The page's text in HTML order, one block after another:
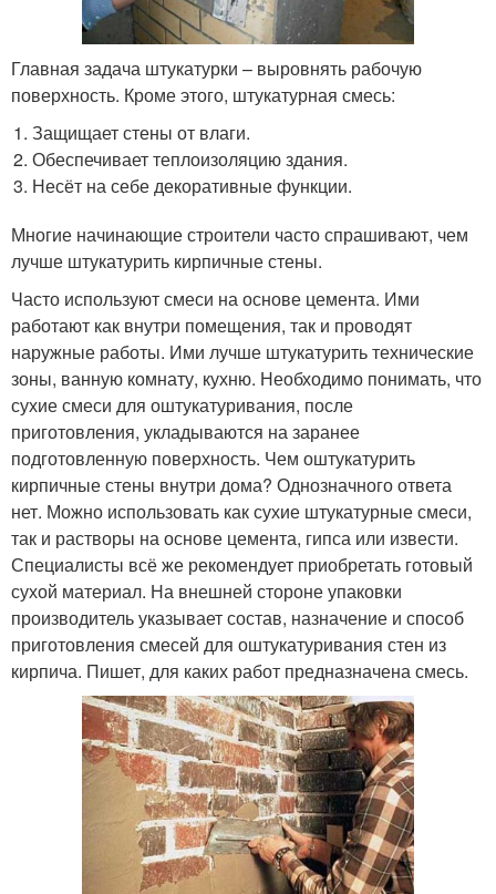
Главная задача штукатурки – выровнять рабочую
поверхность. Кроме этого, штукатурная смесь:
Защищает стены от влаги.
Обеспечивает теплоизоляцию здания.
Несёт на себе декоративные функции.
Многие начинающие строители часто спрашивают, чем
лучше штукатурить кирпичные стены.
Часто используют смеси на основе цемента. Ими
работают как внутри помещения, так и проводят
наружные работы. Ими лучше штукатурить технические
зоны, ванную комнату, кухню. Необходимо понимать, что
сухие смеси для оштукатуривания, после
приготовления, укладываются на заранее
подготовленную поверхность. Чем оштукатурить
кирпичные стены внутри дома? Однозначного ответа
нет. Можно использовать как сухие штукатурные смеси,
так и растворы на основе цемента, гипса или извести.
Специалисты всё же рекомендует приобретать готовый
сухой материал. На внешней стороне упаковки
производитель указывает состав, назначение и способ
приготовления смесей для оштукатуривания стен из
кирпича. Пишет, для каких работ предназначена смесь.